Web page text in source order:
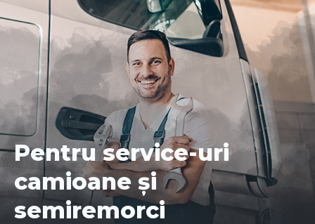
Pentru service-uri
camioane și
semiremorci